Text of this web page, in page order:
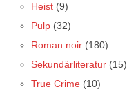
Heist (9)
Pulp (32)
Roman noir (180)
Sekundärliteratur (15)
True Crime (10)